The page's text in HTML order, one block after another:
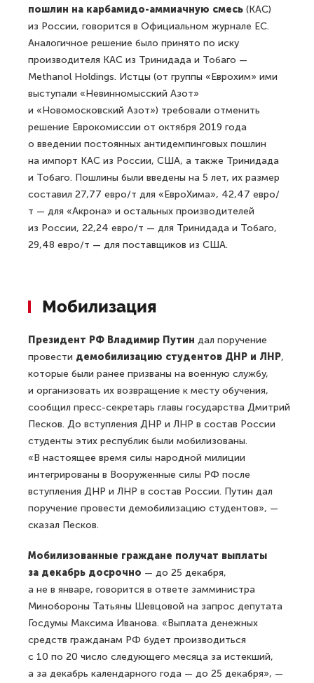
пошлин на карбамидо-аммиачную смесь (КАС)
из России, говорится в Официальном журнале ЕС.
Аналогичное решение было принято по иску
производителя КАС из Тринидада и Тобаго —
Methanol Holdings. Истцы (от группы «Еврохим» ими
выступали «Невинномысский Азот»
и «Новомосковский Азот») требовали отменить
решение Еврокомиссии от октября 2019 года
о введении постоянных антидемпинговых пошлин
на импорт КАС из России, США, а также Тринидада
и Тобаго. Пошлины были введены на 5 лет, их размер
составил 27,77 евро/т для «ЕвроХима», 42,47 евро/
т — для «Акрона» и остальных производителей
из России, 22,24 евро/т — для Тринидада и Тобаго,
29,48 евро/т — для поставщиков из США.
Мобилизация
Президент РФ Владимир Путин дал поручение
провести демобилизацию студентов ДНР и ЛНР,
которые были ранее призваны на военную службу,
и организовать их возвращение к месту обучения,
сообщил пресс-секретарь главы государства Дмитрий
Песков. До вступления ДНР и ЛНР в состав России
студенты этих республик были мобилизованы.
«В настоящее время силы народной милиции
интегрированы в Вооруженные силы РФ после
вступления ДНР и ЛНР в состав России. Путин дал
поручение провести демобилизацию студентов», —
сказал Песков.
Мобилизованные граждане получат выплаты
за декабрь досрочно — до 25 декабря,
а не в январе, говорится в ответе замминистра
Минобороны Татьяны Шевцовой на запрос депутата
Госдумы Максима Иванова. «Выплата денежных
средств гражданам РФ будет производиться
с 10 по 20 число следующего месяца за истекший,
а за декабрь календарного года — до 25 декабря», —